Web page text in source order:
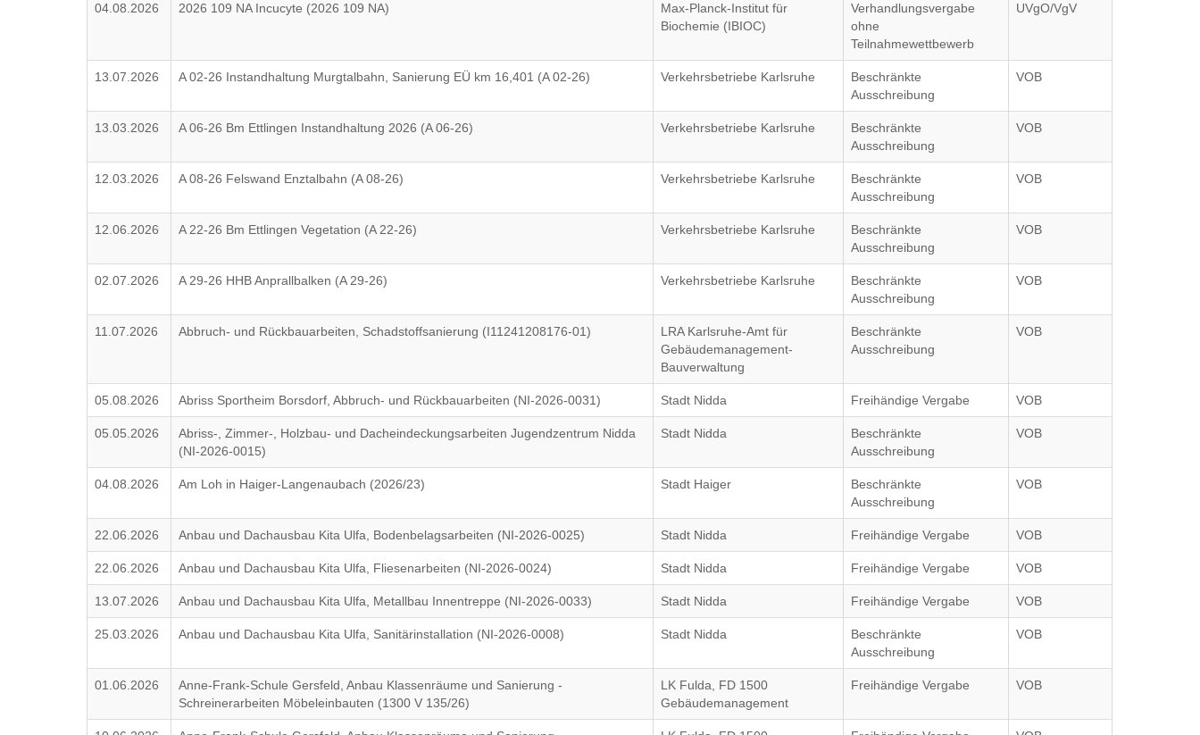
04.08.2026 2026 109 NA Incucyte (2026 109 NA)
Max-Planck-Institut für
Biochemie (IBIOC)
Verhandlungsvergabe
ohne
Teilnahmewettbewerb
UVgO/VgV
13.07.2026 A 02-26 Instandhaltung Murgtalbahn, Sanierung EÜ km 16,401 (A 02-26) Verkehrsbetriebe Karlsruhe
Beschränkte
Ausschreibung
VOB
13.03.2026 A 06-26 Bm Ettlingen Instandhaltung 2026 (A 06-26) Verkehrsbetriebe Karlsruhe
Beschränkte
Ausschreibung
VOB
12.03.2026 A 08-26 Felswand Enztalbahn (A 08-26) Verkehrsbetriebe Karlsruhe
Beschränkte
Ausschreibung
VOB
12.06.2026 A 22-26 Bm Ettlingen Vegetation (A 22-26) Verkehrsbetriebe Karlsruhe
Beschränkte
Ausschreibung
VOB
02.07.2026 A 29-26 HHB Anprallbalken (A 29-26) Verkehrsbetriebe Karlsruhe
Beschränkte
Ausschreibung
VOB
11.07.2026 Abbruch- und Rückbauarbeiten, Schadstoffsanierung (I11241208176-01)
LRA Karlsruhe-Amt für
Gebäudemanagement-
Bauverwaltung
Beschränkte
Ausschreibung
VOB
05.08.2026 Abriss Sportheim Borsdorf, Abbruch- und Rückbauarbeiten (NI-2026-0031) Stadt Nidda Freihändige Vergabe VOB
05.05.2026
Abriss-, Zimmer-, Holzbau- und Dacheindeckungsarbeiten Jugendzentrum Nidda
(NI-2026-0015)
Stadt Nidda
Beschränkte
Ausschreibung
VOB
04.08.2026 Am Loh in Haiger-Langenaubach (2026/23) Stadt Haiger
Beschränkte
Ausschreibung
VOB
22.06.2026 Anbau und Dachausbau Kita Ulfa, Bodenbelagsarbeiten (NI-2026-0025) Stadt Nidda Freihändige Vergabe VOB
22.06.2026 Anbau und Dachausbau Kita Ulfa, Fliesenarbeiten (NI-2026-0024) Stadt Nidda Freihändige Vergabe VOB
13.07.2026 Anbau und Dachausbau Kita Ulfa, Metallbau Innentreppe (NI-2026-0033) Stadt Nidda Freihändige Vergabe VOB
25.03.2026 Anbau und Dachausbau Kita Ulfa, Sanitärinstallation (NI-2026-0008) Stadt Nidda
Beschränkte
Ausschreibung
VOB
01.06.2026
Anne-Frank-Schule Gersfeld, Anbau Klassenräume und Sanierung -
Schreinerarbeiten Möbeleinbauten (1300 V 135/26)
LK Fulda, FD 1500
Gebäudemanagement
Freihändige Vergabe VOB